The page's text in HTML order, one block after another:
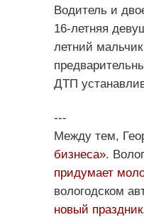
Водитель и
16-летняя
летний
ДТП
---
Между тем,
бизнеса».
придумает
вологодском
новый праздник